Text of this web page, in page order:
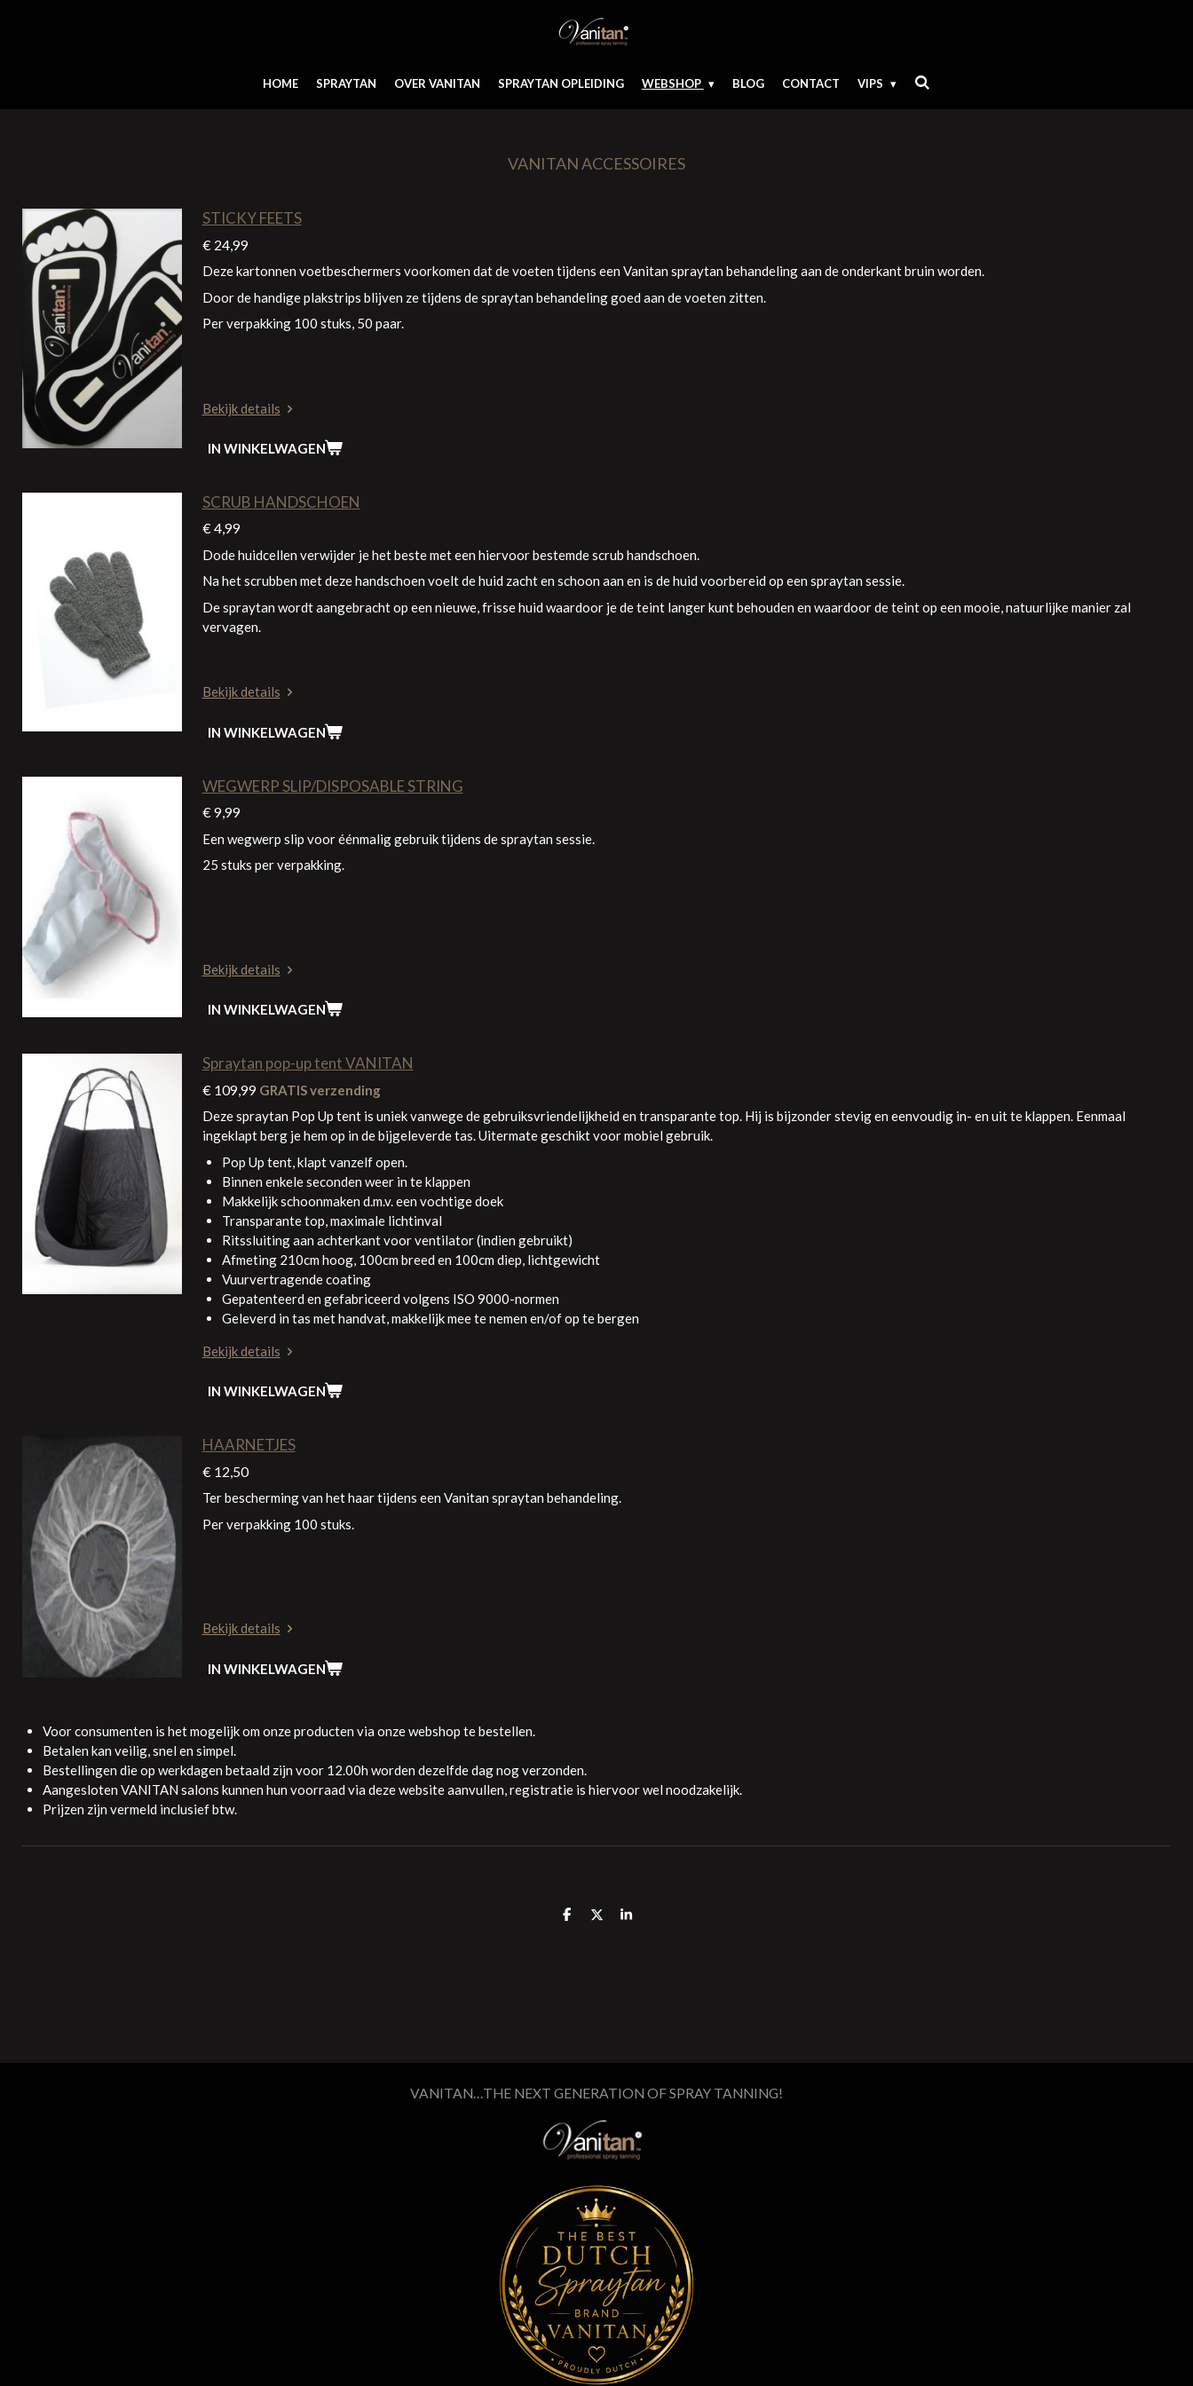
HOME SPRAYTAN OVER VANITAN SPRAYTAN OPLEIDING WEBSHOP BLOG CONTACT VIPS
VANITAN ACCESSOIRES
STICKY FEETS
€ 24,99
Deze kartonnen voetbeschermers voorkomen dat de voeten tijdens een Vanitan spraytan behandeling aan de onderkant bruin worden.
Door de handige plakstrips blijven ze tijdens de spraytan behandeling goed aan de voeten zitten.
Per verpakking 100 stuks, 50 paar.
Bekijk details
IN WINKELWAGEN
SCRUB HANDSCHOEN
€ 4,99
Dode huidcellen verwijder je het beste met een hiervoor bestemde scrub handschoen.
Na het scrubben met deze handschoen voelt de huid zacht en schoon aan en is de huid voorbereid op een spraytan sessie.
De spraytan wordt aangebracht op een nieuwe, frisse huid waardoor je de teint langer kunt behouden en waardoor de teint op een mooie, natuurlijke manier zal
vervagen.
Bekijk details
IN WINKELWAGEN
WEGWERP SLIP/DISPOSABLE STRING
€ 9,99
Een wegwerp slip voor éénmalig gebruik tijdens de spraytan sessie.
25 stuks per verpakking.
Bekijk details
IN WINKELWAGEN
Spraytan pop-up tent VANITAN
€ 109,99 GRATIS verzending
Deze spraytan Pop Up tent is uniek vanwege de gebruiksvriendelijkheid en transparante top. Hij is bijzonder stevig en eenvoudig in- en uit te klappen. Eenmaal
ingeklapt berg je hem op in de bijgeleverde tas. Uitermate geschikt voor mobiel gebruik.
Pop Up tent, klapt vanzelf open.
Binnen enkele seconden weer in te klappen
Makkelijk schoonmaken d.m.v. een vochtige doek
Transparante top, maximale lichtinval
Ritssluiting aan achterkant voor ventilator (indien gebruikt)
Afmeting 210cm hoog, 100cm breed en 100cm diep, lichtgewicht
Vuurvertragende coating
Gepatenteerd en gefabriceerd volgens ISO 9000-normen
Geleverd in tas met handvat, makkelijk mee te nemen en/of op te bergen
Bekijk details
IN WINKELWAGEN
HAARNETJES
€ 12,50
Ter bescherming van het haar tijdens een Vanitan spraytan behandeling.
Per verpakking 100 stuks.
Bekijk details
IN WINKELWAGEN
Voor consumenten is het mogelijk om onze producten via onze webshop te bestellen.
Betalen kan veilig, snel en simpel.
Bestellingen die op werkdagen betaald zijn voor 12.00h worden dezelfde dag nog verzonden.
Aangesloten VANITAN salons kunnen hun voorraad via deze website aanvullen, registratie is hiervoor wel noodzakelijk.
Prijzen zijn vermeld inclusief btw.
D
D
S
VANITAN…THE NEXT GENERATION OF SPRAY TANNING!